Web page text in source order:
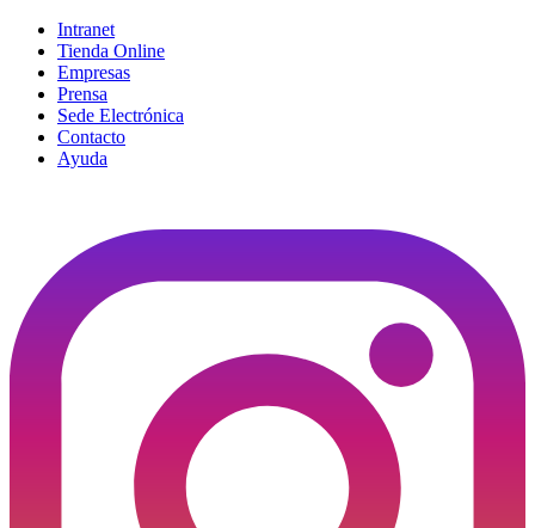
Intranet
Tienda Online
Empresas
Prensa
Sede Electrónica
Contacto
Ayuda